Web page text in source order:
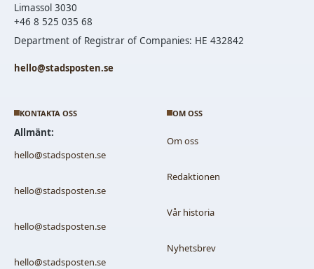
Limassol 3030
+46 8 525 035 68
Department of Registrar of Companies: HE 432842
hello@stadsposten.se
KONTAKTA OSS
Allmänt:
hello@stadsposten.se
hello@stadsposten.se
hello@stadsposten.se
hello@stadsposten.se
OM OSS
Om oss
Redaktionen
Vår historia
Nyhetsbrev